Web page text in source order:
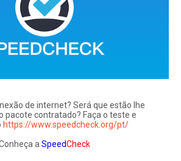
de internet? Será que estão lhe
pacote contratado? Faça o teste e
https://www.speedcheck.org/pt/
a SpeedCheck